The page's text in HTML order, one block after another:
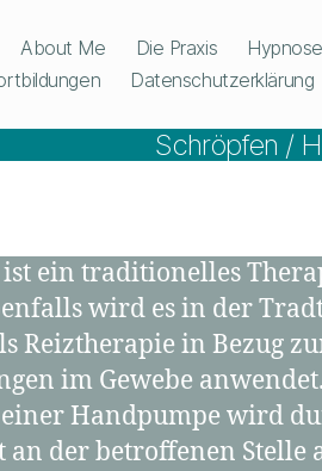
About Me Die Praxis Hypnose
Datenschutzerklärung
Schröpfen /
ein traditionelles
wird es in der
Reiztherapie in Bezug
im Gewebe anwendet.
Handpumpe wird
der betroffenen Stelle